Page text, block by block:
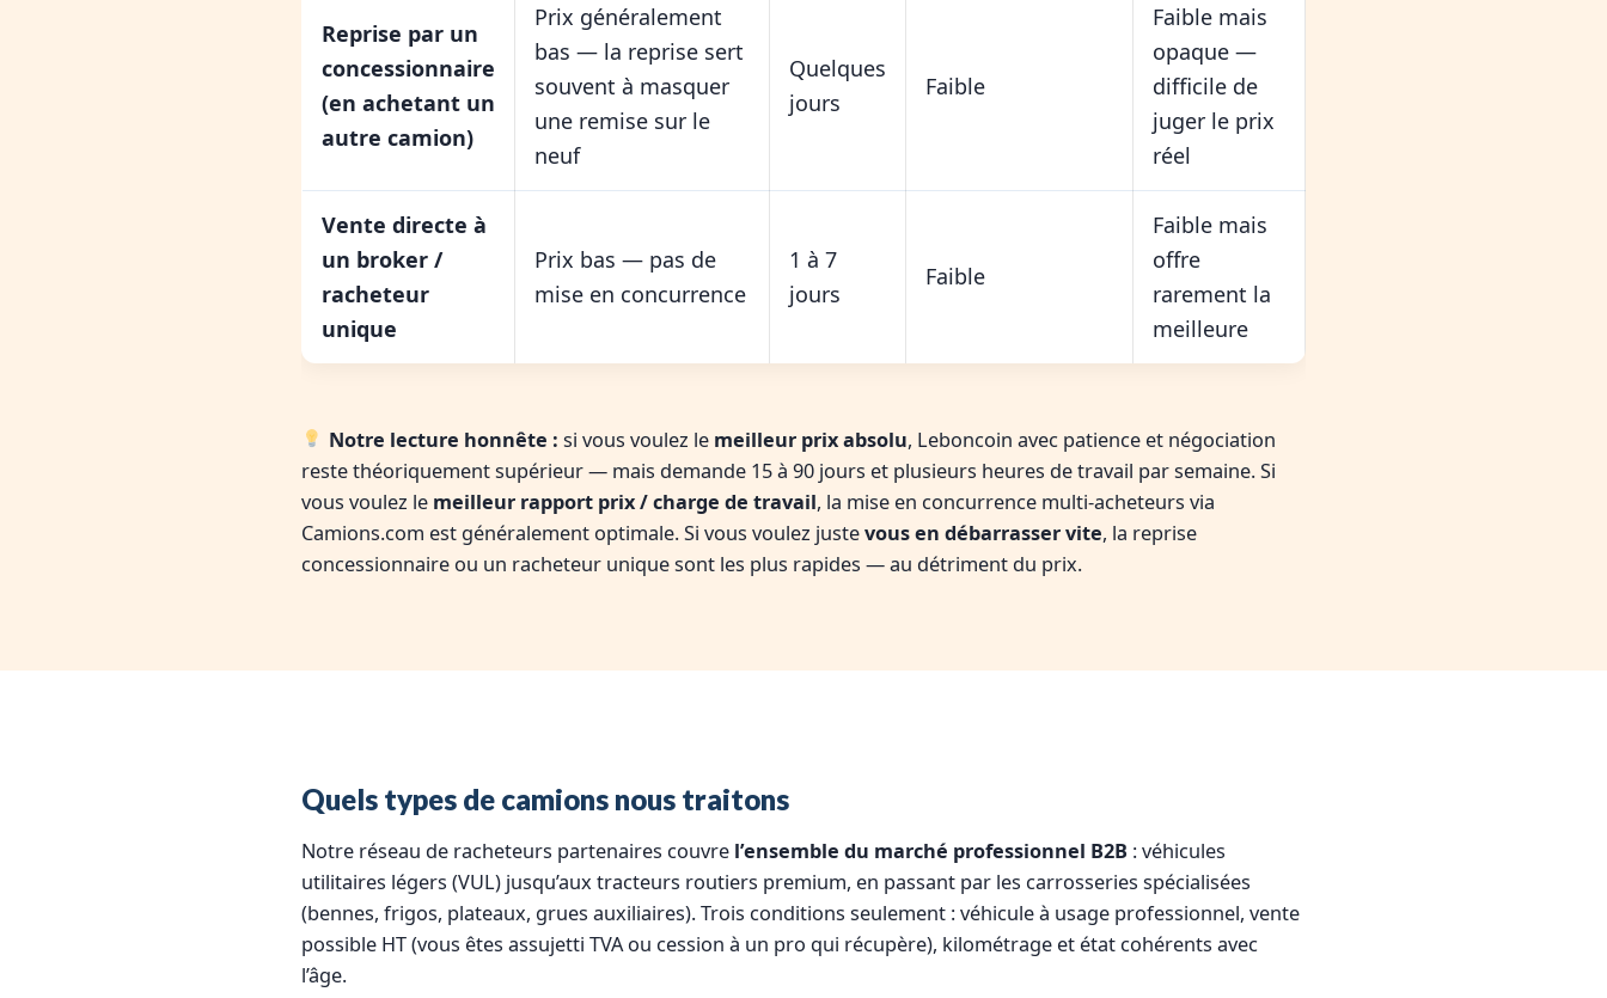
Reprise par un
concessionnaire
(en achetant un
autre camion)
Prix généralement
bas — la reprise sert
souvent à masquer
une remise sur le
neuf
Quelques
jours
Faible
Faible mais
opaque —
difficile de
juger le prix
réel
Vente directe à
un broker /
racheteur
unique
Prix bas — pas de
mise en concurrence
1 à 7
jours
Faible
Faible mais
offre
rarement la
meilleure
Notre lecture honnête : si vous voulez le meilleur prix absolu, Leboncoin avec patience et négociation
reste théoriquement supérieur — mais demande 15 à 90 jours et plusieurs heures de travail par semaine. Si
vous voulez le meilleur rapport prix / charge de travail, la mise en concurrence multi-acheteurs via
Camions.com est généralement optimale. Si vous voulez justevous en débarrasser vite, la reprise
concessionnaire ou un racheteur unique sont les plus rapides — au détriment du prix.
Quels types de camions nous traitons
Notre réseau de racheteurs partenaires couvre l’ensemble du marché professionnel B2B : véhicules
utilitaires légers (VUL) jusqu’aux tracteurs routiers premium, en passant par les carrosseries spécialisées
(bennes, frigos, plateaux, grues auxiliaires). Trois conditions seulement : véhicule à usage professionnel, vente
possible HT (vous êtes assujetti TVA ou cession à un pro qui récupère), kilométrage et état cohérents avec
l’âge.